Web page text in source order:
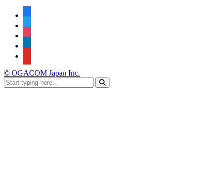
© OGACOM Japan Inc.